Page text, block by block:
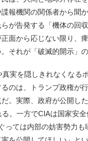
報機関の関係者から聞
が告発する「機体の回
面から応じない限り、
それが「破滅的開示」の
実を隠しきれなくなる
のは、トランプ政権が
。実際、政府が公開し
。一方でCIAは国家安
っては内部の妨害勢力